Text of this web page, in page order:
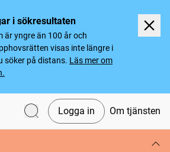
i sökresultaten
är yngre än 100 år och
visas inte längre i
söker på distans. Läs mer om
Logga in Om tjänsten